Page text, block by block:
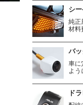
シ
純正
材料
バ
車に
よう
ド